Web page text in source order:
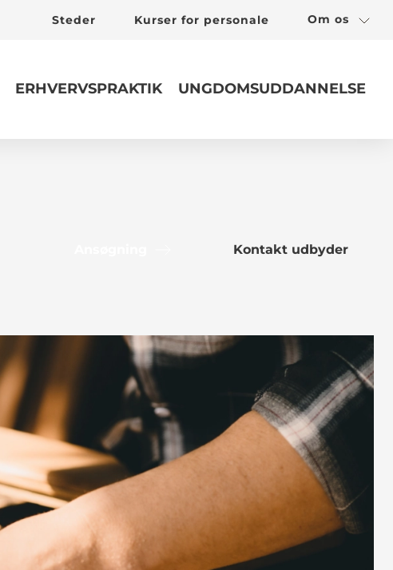
Steder Kurser for personale Om os
ERHVERVSPRAKTIK UNGDOMSUDDANNELSE
Kontakt udbyder